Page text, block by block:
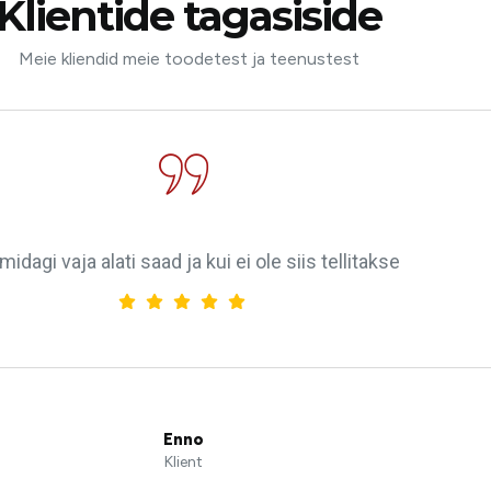
tagasiside
Meie kliendid meie toodetest ja teenustest
Enno
Klient
vaja alati saad ja kui ei ole siis tellitakse